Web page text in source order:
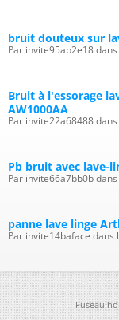
bruit douteux sur
Par invite95ab2e18
Bruit à l'essorage
AW1000AA
Par invite22a68488
Pb bruit avec lave-
Par invite66a7bb0b
panne lave linge
Par invite14baface dans
Fuseau